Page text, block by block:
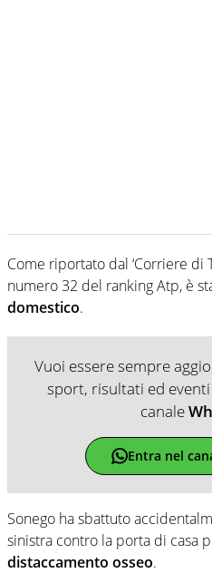
Come riportato dal ‘Corriere di
numero 32 del ranking Atp, è
domestico.
Vuoi essere sempre
sport, risultati ed
canale
Entra nel
Sonego ha sbattuto
sinistra contro la porta di casa
distaccamento osseo.